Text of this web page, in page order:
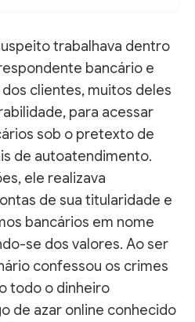
trabalhava dentro
bancário e
clientes, muitos deles
para acessar
sob o pretexto de
de autoatendimento.
ele realizava
de sua titularidade e
bancários em nome
se dos valores. Ao ser
confessou os crimes
todo o dinheiro
de azar online conhecido